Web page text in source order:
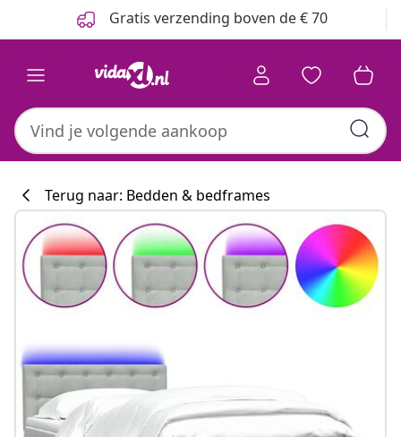
Gratis verzending boven de € 70
Terug naar: Bedden & bedframes